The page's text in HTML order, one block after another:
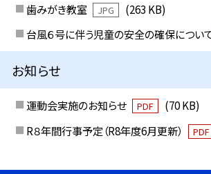
歯みがき教室 JPG
(263 KB)
台風６号に伴う児童の安全の確保につい
お知らせ
運動会実施のお知らせ PDF
(70 KB)
R８年間行事予定（R8年度6月更新）
PDF